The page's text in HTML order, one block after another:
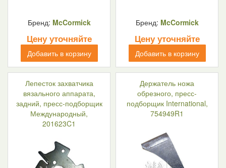
Бренд: McCormick
Цену уточняйте
Добавить в корзину
Бренд: McCormick
Цену уточняйте
Добавить в корзину
Лепесток захватчика
вязального аппарата,
задний, пресс-подборщик
Международный,
201623C1
Держатель ножа
обрезного, пресс-
подборщик International,
754949R1